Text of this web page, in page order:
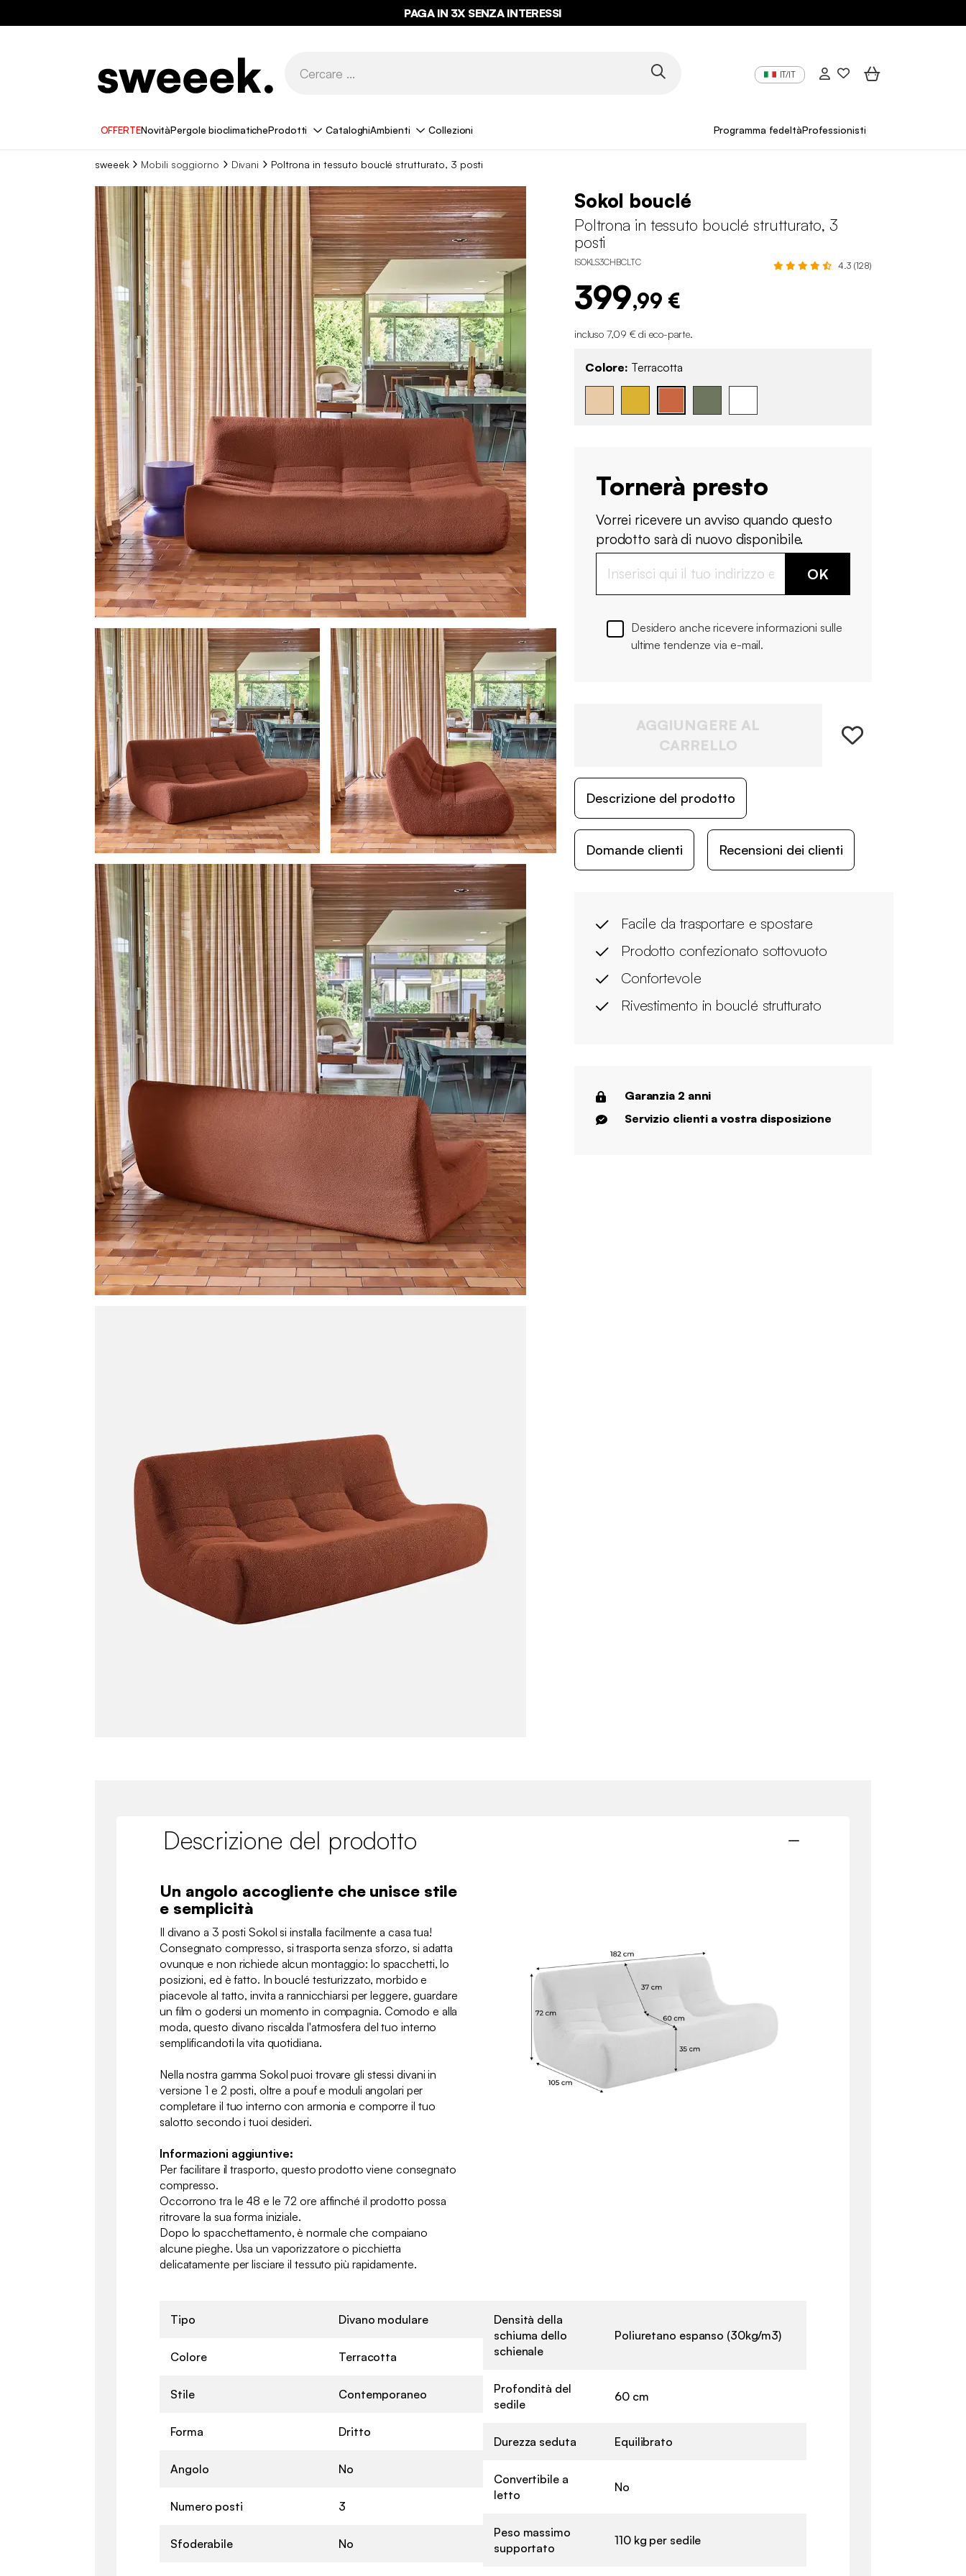
PAGA IN 3X SENZA INTERESSI
IT/IT
OFFERTENovitàPergole bioclimaticheProdotti CataloghiAmbienti Collezioni Programma fedeltàProfessionisti
sweeek Mobili soggiorno Divani Poltrona in tessuto bouclé strutturato, 3 posti
Sokol bouclé
Poltrona in tessuto bouclé strutturato, 3
posti
ISOKLS3CHBCLTC 4.3 (128)
399,99 €
incluso 7,09 € di eco-parte.
Colore: Terracotta
Tornerà presto
Vorrei ricevere un avviso quando questo
prodotto sarà di nuovo disponibile.
OK
Desidero anche ricevere informazioni sulle
ultime tendenze via e-mail.
AGGIUNGERE AL
CARRELLO
Descrizione del prodotto
Domande clienti Recensioni dei clienti
Facile da trasportare e spostare
Prodotto confezionato sottovuoto
Confortevole
Rivestimento in bouclé strutturato
Garanzia 2 anni
Servizio clienti a vostra disposizione
Descrizione del prodotto
Un angolo accogliente che unisce stile
e semplicità
Il divano a 3 posti Sokol si installa facilmente a casa tua!
Consegnato compresso, si trasporta senza sforzo, si adatta
ovunque e non richiede alcun montaggio: lo spacchetti, lo
posizioni, ed è fatto. In bouclé testurizzato, morbido e
piacevole al tatto, invita a rannicchiarsi per leggere, guardare
un film o godersi un momento in compagnia. Comodo e alla
moda, questo divano riscalda l'atmosfera del tuo interno
semplificandoti la vita quotidiana.
Nella nostra gamma Sokol puoi trovare gli stessi divani in
versione 1 e 2 posti, oltre a pouf e moduli angolari per
completare il tuo interno con armonia e comporre il tuo
salotto secondo i tuoi desideri.
Informazioni aggiuntive:
Per facilitare il trasporto, questo prodotto viene consegnato
compresso.
Occorrono tra le 48 e le 72 ore affinché il prodotto possa
ritrovare la sua forma iniziale.
Dopo lo spacchettamento, è normale che compaiano
alcune pieghe. Usa un vaporizzatore o picchietta
delicatamente per lisciare il tessuto più rapidamente.
Tipo Divano modulare
Colore Terracotta
Stile Contemporaneo
Forma Dritto
Angolo No
Numero posti 3
Sfoderabile No
Densità della
schiuma dello
schienale
Poliuretano espanso (30kg/m3)
Profondità del
sedile
60 cm
Durezza seduta Equilibrato
Convertibile a
letto
No
Peso massimo
supportato
110 kg per sedile